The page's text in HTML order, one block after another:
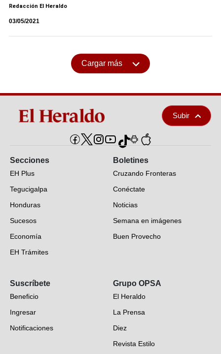
Redacción El Heraldo
03/05/2021
Cargar más
Subir
Secciones
EH Plus
Tegucigalpa
Honduras
Sucesos
Economía
EH Trámites
EH Verifica
Fotogalerías
Deportes
Videos
Boletines
Cruzando Fronteras
Conéctate
Noticias
Semana en imágenes
Buen Provecho
Suscríbete
Beneficio
Ingresar
Notificaciones
Grupo OPSA
El Heraldo
La Prensa
Diez
Revista Estilo